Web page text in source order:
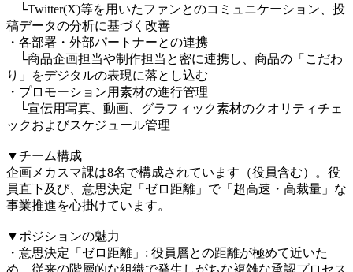
└Twitter(X)等を用いたファンとのコミュニケーション、投
稿データの分析に基づく改善
・各部署・外部パートナーとの連携
└商品企画担当や制作担当と密に連携し、商品の「こだわ
り」をデジタルの表現に落とし込む
・プロモーション用素材の進行管理
└宣伝用写真、動画、グラフィック素材のクオリティチェ
ックおよびスケジュール管理
▼チーム構成
企画メカスマ課は8名で構成されています（役員含む）。役
員直下及び、意思決定「ゼロ距離」で「超高速・高裁量」な
事業推進を心掛けています。
▼ポジションの魅力
・意思決定「ゼロ距離」: 役員層との距離が極めて近いた
め、従来の階層的な組織で発生しがちな複雑な承認プロセス